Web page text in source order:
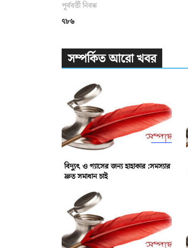
পূর্ববর্তী নিবন্ধ
৭৮৬
সম্পর্কিত আরো খবর
বিদ্যুৎ ও গ্যাসের জন্য হাহাকার :সমস্যার
দ্রুত সমাধান চাই